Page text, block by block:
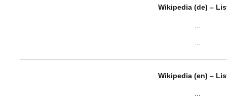
Wikipedia (de) –
Wikipedia (en) –